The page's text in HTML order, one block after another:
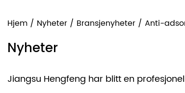
Hjem / Nyheter / Bransjenyheter / Anti-
Nyheter
Jiangsu Hengfeng har blitt en